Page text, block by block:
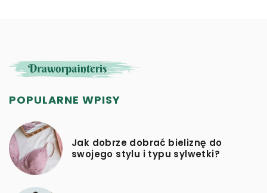
POPULARNE WPISY
Jak dobrze dobrać bieliznę do
swojego stylu i typu sylwetki?